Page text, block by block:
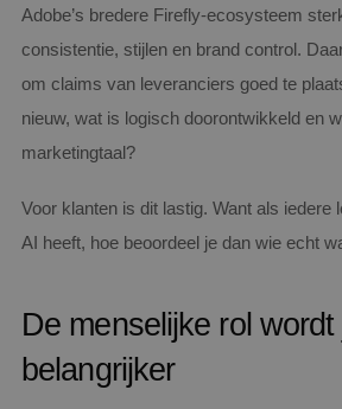
Adobe’s bredere Firefly-ecosysteem
consistentie, stijlen en brand control.
om claims van leveranciers goed te
nieuw, wat is logisch doorontwikkeld en
marketingtaal?
Voor klanten is dit lastig. Want als iedere
AI heeft, hoe beoordeel je dan wie echt
De menselijke rol wordt
belangrijker